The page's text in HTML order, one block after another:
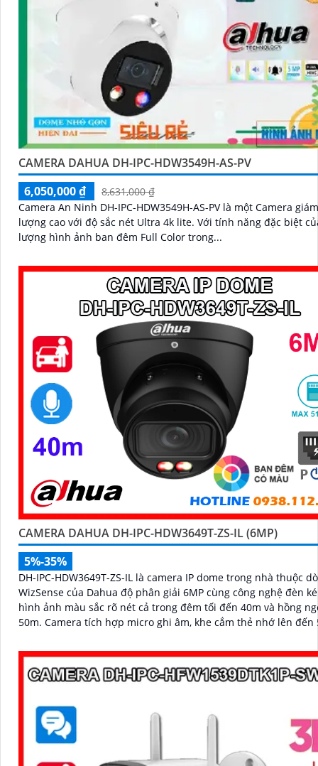
CAMERA DAHUA DH-IPC-HDW3549H-AS-PV
6,050,000 ₫
8,631,000 ₫
Camera An Ninh DH-IPC-HDW3549H-AS-PV là một Camera
lượng cao với độ sắc nét Ultra 4k lite. Với tính năng đặc biệt của chất
lượng hình ảnh ban đêm Full Color trong...
CAMERA DAHUA DH-IPC-HDW3649T-ZS-IL (6MP)
5%-35%
DH-IPC-HDW3649T-ZS-IL là camera IP dome trong nhà thuộc
WizSense của Dahua độ phân giải 6MP cùng công nghệ đèn
hình ảnh màu sắc rõ nét cả trong đêm tối đến 40m và hồng
50m. Camera tích hợp micro ghi âm, khe cắm thẻ nhớ lên đến 512GB
quả giám sát an ninh hỗ trợ PoE và giá rẻ hiệu quả